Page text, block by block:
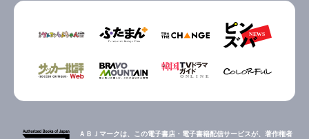
ＡＢＪマークは、この電子書店・電子書籍配信サービスが、著作権者